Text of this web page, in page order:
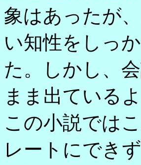
象はあったが
い知性をしっ
た。しかし、
まま出ている
この小説では
レートにでき